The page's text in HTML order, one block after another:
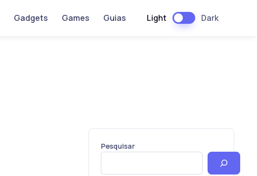
Gadgets Games Guias Light Dark
Pesquisar